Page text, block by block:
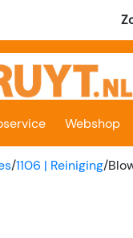
Webshop
/1106 | Reiniging/